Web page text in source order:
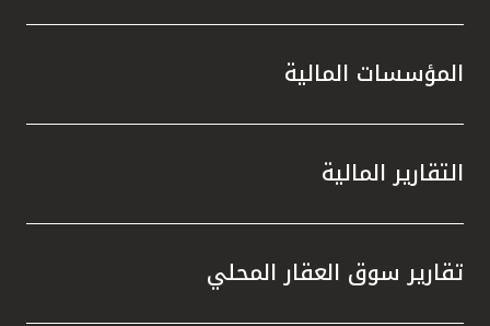
المؤسسات المالية
التقارير المالية
تقارير سوق العقار المحلي